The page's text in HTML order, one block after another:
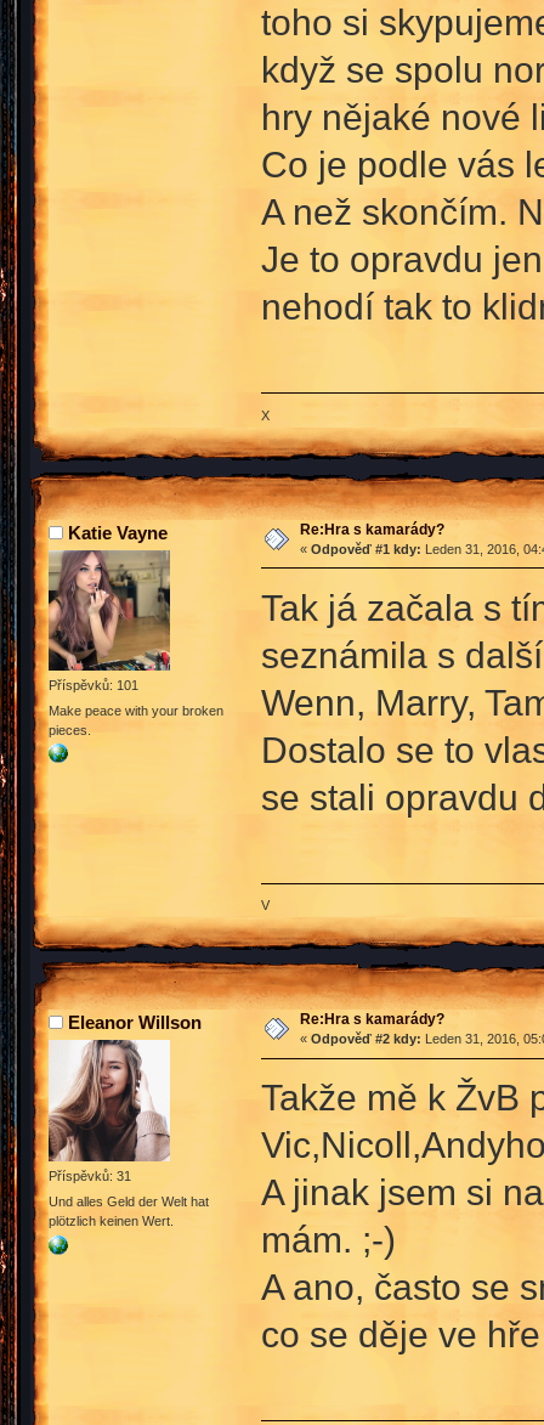
toho si
když se spolu
hry nějaké nové
Co je podle vás
A než skončím.
Je to opravdu
nehodí tak to
X
Katie Vayne
Příspěvků: 101
Make peace with your broken
pieces.
Re:Hra s kamarády?
« Odpověď #1 kdy: Leden 31, 2016,
Tak já začala s
seznámila s
Wenn, Marry,
Dostalo se to
se stali opravdu
V
Eleanor Willson
Příspěvků: 31
Und alles Geld der Welt hat
plötzlich keinen Wert.
Re:Hra s kamarády?
« Odpověď #2 kdy: Leden 31, 2016,
Takže mě k ŽvB
A jinak jsem si
mám. ;-)
A ano, často se
co se děje ve